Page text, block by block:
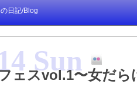
日記/Blog
Sun
ェスvol.1〜女だら